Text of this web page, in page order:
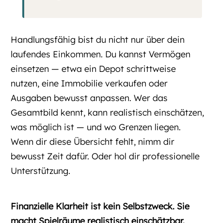
Handlungsfähig bist du nicht nur über dein
laufendes Einkommen. Du kannst Vermögen
einsetzen — etwa ein Depot schrittweise
nutzen, eine Immobilie verkaufen oder
Ausgaben bewusst anpassen. Wer das
Gesamtbild kennt, kann realistisch einschätzen,
was möglich ist — und wo Grenzen liegen.
Wenn dir diese Übersicht fehlt, nimm dir
bewusst Zeit dafür. Oder hol dir professionelle
Unterstützung.
Finanzielle Klarheit ist kein Selbstzweck. Sie